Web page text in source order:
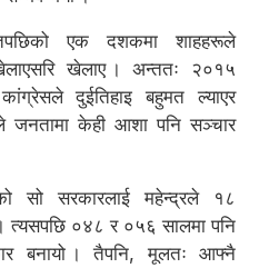
एक दशकमा शाहहरूले
खेलाए । अन्ततः २०१५
दुईतिहाइ बहुमत ल्याएर
जनतामा केही आशा पनि सञ्चार
सो सरकारलाई महेन्द्रले १८
त्यसपछि ०४८ र ०५६ सालमा पनि
बनायो । तैपनि, मूलतः आफ्नै